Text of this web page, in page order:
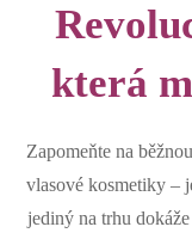
která
Zapomeňte na
vlasové kosmetiky –
jediný na trhu